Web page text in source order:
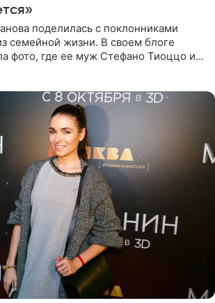
поделилась с поклонниками
семейной жизни. В своем блоге
фото, где ее муж Стефано Тиоццо и